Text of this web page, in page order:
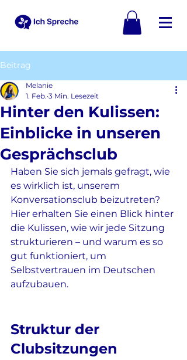
Beitrag
Hinter den Kulissen:
Einblicke in unseren
Gesprächsclub
Melanie
1. Feb. 3 Min. Lesezeit
Haben Sie sich jemals gefragt, wie
es wirklich ist, unserem
Konversationsclub beizutreten?
Hier erhalten Sie einen Blick hinter
die Kulissen, wie wir jede Sitzung
strukturieren – und warum es so
gut funktioniert, um
Selbstvertrauen im Deutschen
aufzubauen.
Struktur der
Clubsitzungen